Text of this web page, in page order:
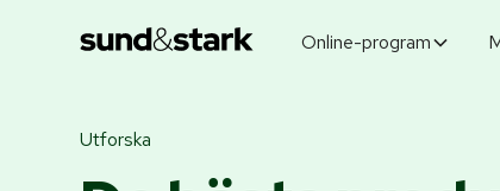
Online-program
Utforska